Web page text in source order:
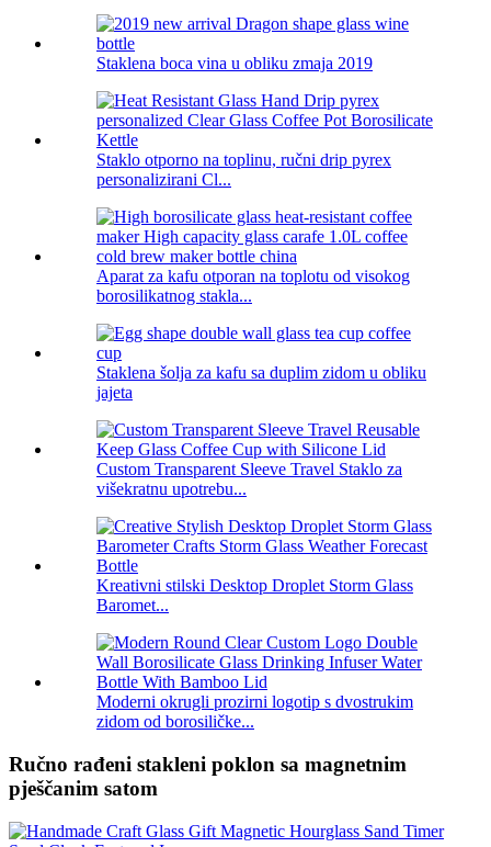
Staklena boca vina u obliku zmaja 2019
Staklo otporno na toplinu, ručni drip pyrex
personalizirani Cl...
Aparat za kafu otporan na toplotu od visokog
borosilikatnog stakla...
Staklena šolja za kafu sa duplim zidom u obliku
jajeta
Custom Transparent Sleeve Travel Staklo za
višekratnu upotrebu...
Kreativni stilski Desktop Droplet Storm Glass
Baromet...
Moderni okrugli prozirni logotip s dvostrukim
zidom od borosiličke...
Ručno rađeni stakleni poklon sa magnetnim
pješčanim satom